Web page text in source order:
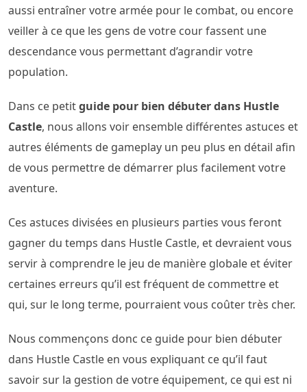
aussi entraîner votre armée pour le combat, ou encore
veiller à ce que les gens de votre cour fassent une
descendance vous permettant d’agrandir votre
population.
Dans ce petitguide pour bien débuter dans Hustle
Castle, nous allons voir ensemble différentes astuces et
autres éléments de gameplay un peu plus en détail afin
de vous permettre de démarrer plus facilement votre
aventure.
Ces astuces divisées en plusieurs parties vous feront
gagner du temps dans Hustle Castle, et devraient vous
servir à comprendre le jeu de manière globale et éviter
certaines erreurs qu’il est fréquent de commettre et
qui, sur le long terme, pourraient vous coûter très cher.
Nous commençons donc ce guide pour bien débuter
dans Hustle Castle en vous expliquant ce qu’il faut
savoir sur la gestion de votre équipement, ce qui est ni